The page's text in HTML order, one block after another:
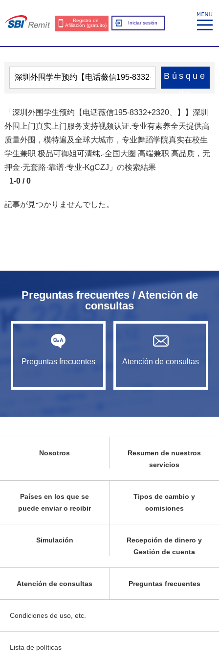
Registro de
Afiliación (gratuito)
Iniciar sesión
Búsque
「深圳外围学生预约【电话薇信195-8332+2320、】】深圳
外围上门真实上门服务支持视频认证.专业有素养全天提供高
质量外围，模特遍及全球大城市，专业舞蹈学院真实在校生
学生兼职 极品可御姐可清纯.-全国大圈 高端兼职 高品质，无
押金·无套路·靠谱·专业-KgCZJ」の検索結果
1-0 / 0
記事が見つかりませんでした。
Preguntas frecuentes / Atención de
consultas
Preguntas frecuentes Atención de consultas
Nosotros
Resumen de nuestros
servicios
Países en los que se
puede enviar o recibir
Tipos de cambio y
comisiones
Simulación
Recepción de dinero y
Gestión de cuenta
Atención de consultas Preguntas frecuentes
Condiciones de uso, etc.
Lista de políticas